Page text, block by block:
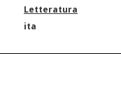
Letteratura
ita